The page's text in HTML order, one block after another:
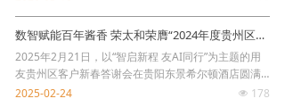
数智赋能百年酱香 荣太和荣膺“2024年度贵州区数智先锋企业”
2025年2月21日，以“智启新程 友AI同行”为主题的用
友贵州区客户新春答谢会在贵阳东景希尔顿酒店圆满
落幕。会上揭晓了“2024年度数智先锋”企业评选结
넶 178
2025-02-24